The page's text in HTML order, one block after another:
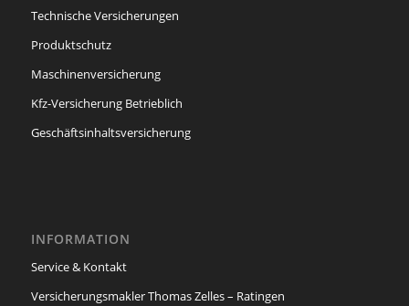
Technische Versicherungen
Produktschutz
Maschinenversicherung
Kfz-Versicherung Betrieblich
Geschäftsinhaltsversicherung
INFORMATION
Service & Kontakt
Versicherungsmakler Thomas Zelles – Ratingen